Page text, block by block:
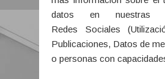
datos en nuestras
Redes Sociales
Publicaciones, Datos de
o personas con